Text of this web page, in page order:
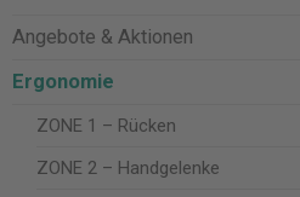
Angebote & Aktionen
Ergonomie
ZONE 1 – Rücken
ZONE 2 – Handgelenke